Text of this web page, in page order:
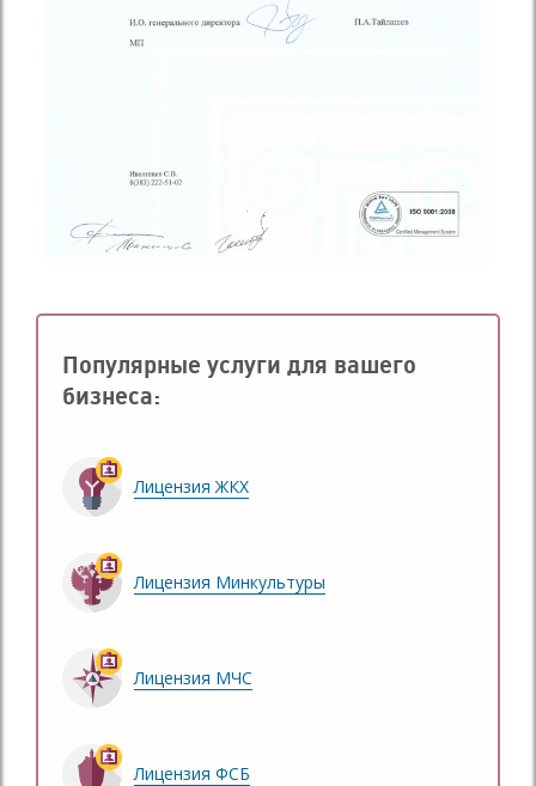
Популярные услуги для вашего
бизнеса:
Лицензия ЖКХ
Лицензия Минкультуры
Лицензия МЧС
Лицензия ФСБ